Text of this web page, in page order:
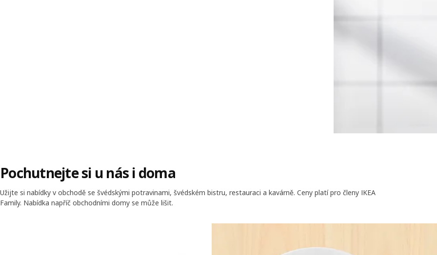
Pochutnejte si u nás i doma
Užijte si nabídky v obchodě se švédskými potravinami, švédském bistru, restauraci a kavárně. Ceny platí pro členy IKEA
Family. Nabídka napříč obchodními domy se může lišit.